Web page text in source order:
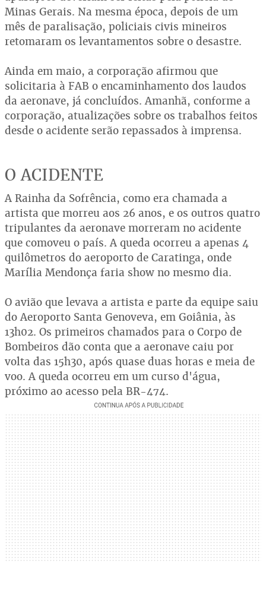
Minas Gerais. Na mesma época, depois de um
mês de paralisação, policiais civis mineiros
retomaram os levantamentos sobre o desastre.
Ainda em maio, a corporação afirmou que
solicitaria à FAB o encaminhamento dos laudos
da aeronave, já concluídos. Amanhã, conforme a
corporação, atualizações sobre os trabalhos feitos
desde o acidente serão repassados à imprensa.
O ACIDENTE
A Rainha da Sofrência, como era chamada a
artista que morreu aos 26 anos, e os outros quatro
tripulantes da aeronave morreram no acidente
que comoveu o país. A queda ocorreu a apenas 4
quilômetros do aeroporto de Caratinga, onde
Marília Mendonça faria show no mesmo dia.
O avião que levava a artista e parte da equipe saiu
do Aeroporto Santa Genoveva, em Goiânia, às
13h02. Os primeiros chamados para o Corpo de
Bombeiros dão conta que a aeronave caiu por
volta das 15h30, após quase duas horas e meia de
voo. A queda ocorreu em um curso d'água,
próximo ao acesso pela BR-474.